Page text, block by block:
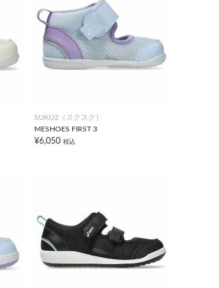
SUKU2（スクスク）
MESHOES FIRST 3
¥6,050 税込